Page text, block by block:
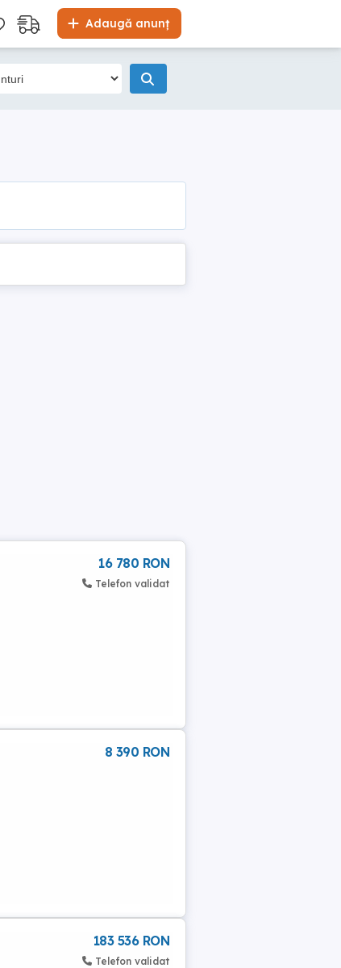
Adaugă anunț
16 780 RON
Telefon validat
8 390 RON
183 536 RON
Telefon validat